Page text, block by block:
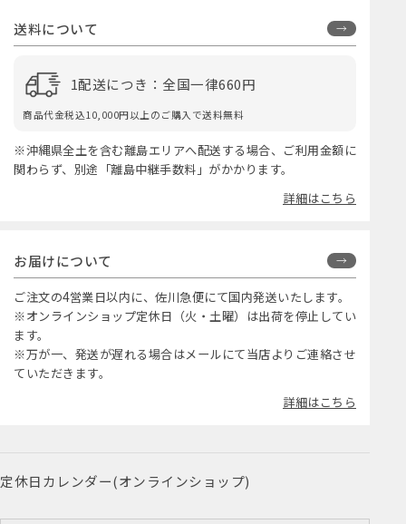
送料について
1配送につき：全国一律660円
商品代金税込10,000円以上のご購入で送料無料
※沖縄県全土を含む離島エリアへ配送する場合、ご利用金額に
関わらず、別途「離島中継手数料」がかかります。
詳細はこちら
お届けについて
ご注文の4営業日以内に、佐川急便にて国内発送いたします。
※オンラインショップ定休日（火・土曜）は出荷を停止してい
ます。
※万が一、発送が遅れる場合はメールにて当店よりご連絡させ
ていただきます。
詳細はこちら
定休日カレンダー(オンラインショップ)